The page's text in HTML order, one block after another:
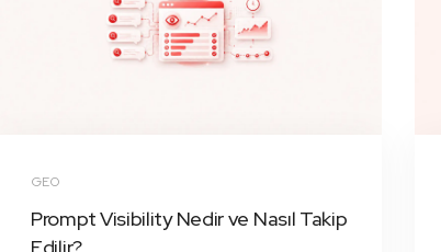
GEO
Prompt Visibility Nedir ve Nasıl Takip